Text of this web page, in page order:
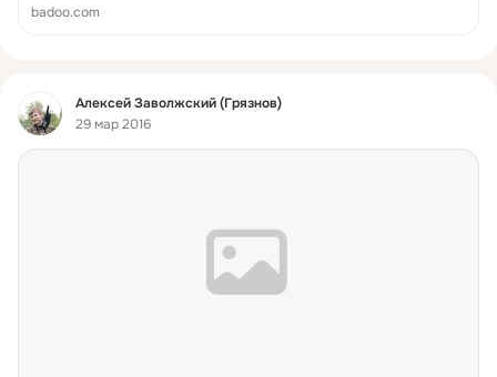
http://badoo.com/ru/b/509441482/1318651300/7/
badoo.com
Фид
Алексей Заволжский (Грязнов)
29 мар 2016